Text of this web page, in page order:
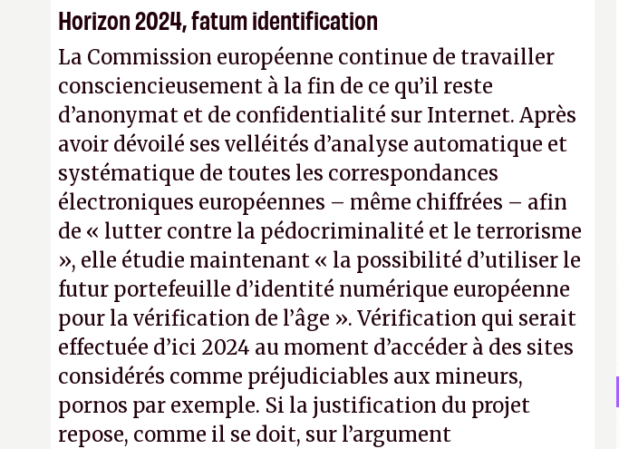
Horizon 2024, fatum identification
La Commission européenne continue de travailler
consciencieusement à la fin de ce qu’il reste
d’anonymat et de confidentialité sur Internet. Après
avoir dévoilé ses velléités d’analyse automatique et
systématique de toutes les correspondances
électroniques européennes – même chiffrées – afin
de « lutter contre la pédocriminalité et le terrorisme
», elle étudie maintenant « la possibilité d’utiliser le
futur portefeuille d’identité numérique européenne
pour la vérification de l’âge ». Vérification qui serait
effectuée d’ici 2024 au moment d’accéder à des sites
considérés comme préjudiciables aux mineurs,
pornos par exemple. Si la justification du projet
repose, comme il se doit, sur l’argument